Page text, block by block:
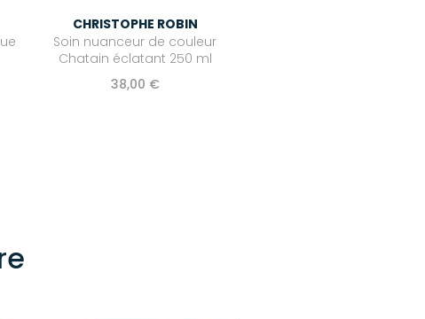
CHRISTOPHE ROBIN
Soin nuanceur de couleur
Chatain éclatant 250 ml
38,00 €